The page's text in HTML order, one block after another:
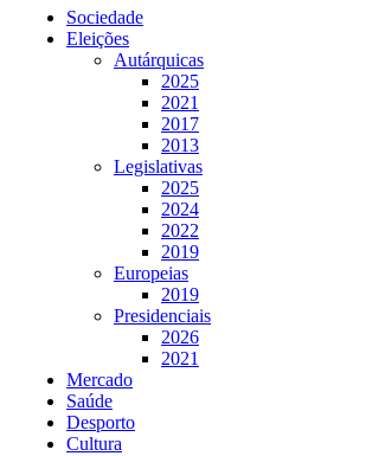
Sociedade
Eleições
Autárquicas
2025
2021
2017
2013
Legislativas
2025
2024
2022
2019
Europeias
2019
Presidenciais
2026
2021
Mercado
Saúde
Desporto
Cultura